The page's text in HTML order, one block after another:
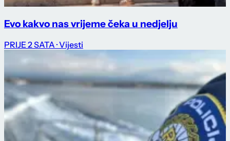
Evo kakvo nas vrijeme čeka u nedjelju
PRIJE 2 SATA · Vijesti